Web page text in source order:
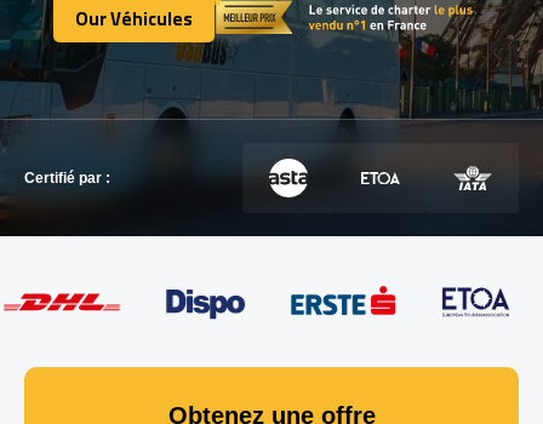
CONTACTEZ-NOUS
CONTACTEZ-NOUS
Our Véhicules
Our Véhicules
Certifié par :
Obtenez une offre